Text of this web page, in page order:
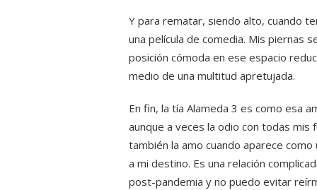
Y para rematar, siendo alto, cuando
una película de comedia. Mis piernas
posición cómoda en ese espacio
medio de una multitud apretujada.
En fin, la tía Alameda 3 es como esa
aunque a veces la odio con todas
también la amo cuando aparece
a mi destino. Es una relación
post-pandemia y no puedo evitar